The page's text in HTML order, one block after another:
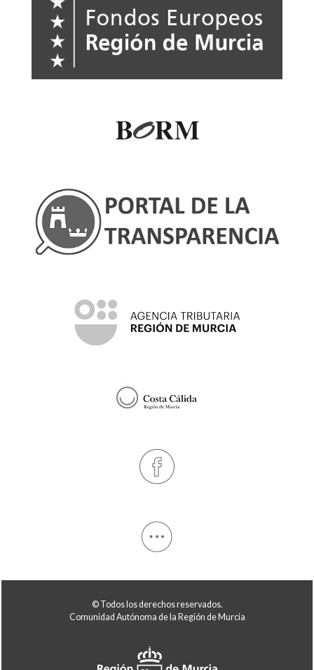
© Todos los derechos reservados.
Comunidad Autónoma de la Región de Murcia